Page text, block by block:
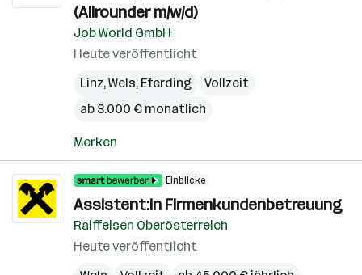
(Allrounder m/w/d)
Job World GmbH
Heute veröffentlicht
Linz,Wels, Eferding
Vollzeit
ab 3.000 € monatlich
Merken
Einblicke
Assistent:in Firmenkundenbetreuung
Raiffeisen Oberösterreich
Heute veröffentlicht